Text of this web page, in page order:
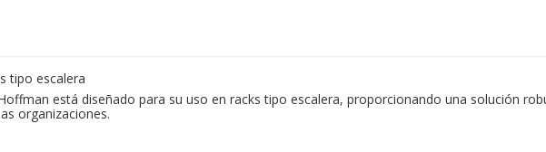
tipo escalera
está diseñado para su uso en racks tipo escalera, proporcionando una solución
organizaciones.